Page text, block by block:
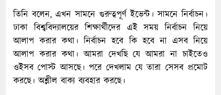
তিনি বলেন, এখন সামনে গুরুত্বপূর্ণ ইভেন্ট। সামনে নির্বাচন।
ঢাকা বিশ্ববিদ্যালয়ের শিক্ষার্থীদের এই সময় নির্বাচন নিয়ে
আলাপ করার কথা। নির্বাচন হবে কি হবে না এসব নিয়ে
আলাপ করার কথা। আমরা দেখছি যে আমরা না চাইতেও
ওইসব পোস্ট আসছে। পরে দেখলাম যে তারা সেসব প্রমোট
করছে। অশ্লীল বাক্য ব্যবহার করছে।